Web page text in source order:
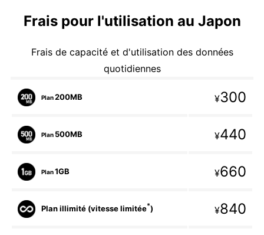
Frais pour l'utilisation au Japon
Frais de capacité et d'utilisation des données
quotidiennes
Plan200MB ¥300
Plan 500MB ¥440
Plan1GB ¥660
Plan illimité (vitesse limitée*) ¥840